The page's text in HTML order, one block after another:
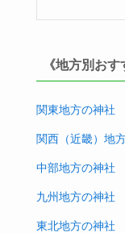
《地方別おす
関東地方の神社
関西（近畿）地
中部地方の神社
九州地方の神社
東北地方の神社